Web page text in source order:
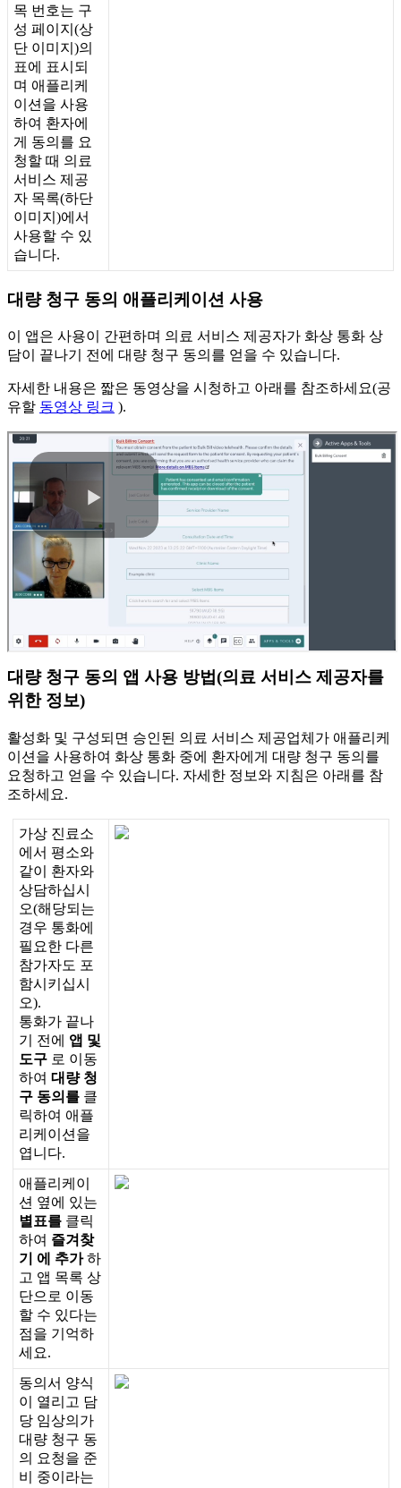
목 번 호는 구
성 페 이 지(상
단 이 미 지)의
표에 표시 되
며 애 플리 케
이 션 을 사용
하여 환자에
게 동의 를 요
청할 때 의 료
서 비 스 제 공
자 목록(하단
이 미 지)에서
사용할 수 있
습니 다.
대 량 청구 동의 애 플리 케 이 션 사용
이 앱은 사용이 간편하며 의 료 서 비 스 제 공자가 화상 통화 상
담이 끝나기 전 에 대 량 청구 동의 를 얻을 수 있습니 다.
자세 한 내 용은 짧은 동영상을 시 청하고 아래 를 참조하세 요(공
유할 동영상 링 크 ).
대 량 청구 동의 앱 사용 방법(의 료 서 비 스 제 공자를
위 한 정보)
활성화 및 구성되 면 승인된 의 료 서 비 스 제 공업체 가 애 플리 케
이 션 을 사용하여 화상 통화 중에 환자에 게 대 량 청구 동의 를
요청하고 얻을 수 있습니 다. 자세 한 정 보와 지 침은 아래 를 참
조하세 요.
가상 진 료소
에 서 평소와
같이 환자와
상담하십시
오(해 당되 는
경우 통화에
필 요한 다른
참가자도 포
함시 키 십시
오).
통화가 끝나
기
전 에 앱 및
도구 로 이 동
하여 대 량 청
구 동의 를 클
릭하여 애 플
리 케 이 션 을
엽니 다.
애 플리 케 이
션 옆에 있는
별 표를 클릭
하여 즐겨 찾
기
에 추가 하
고 앱 목록 상
단으 로 이 동
할 수 있다는
점을 기 억하
세 요.
동의 서 양식
이
열리 고 담
당 임상의 가
대 량 청구 동
의 요청을 준
비
중이 라는